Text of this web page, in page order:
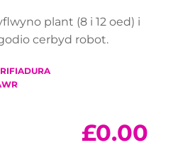
plant (8 i 12 oed) i
cerbyd robot.
£0.00